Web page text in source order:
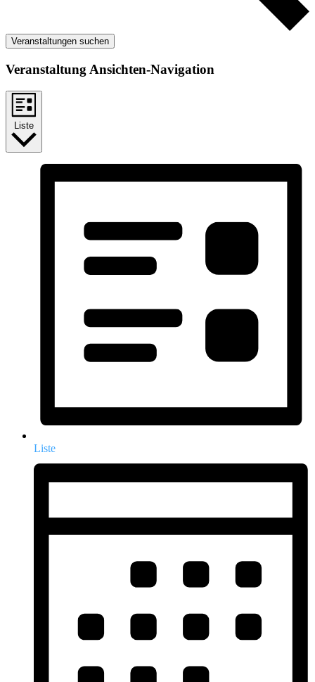
Veranstaltungen suchen
Veranstaltung Ansichten-Navigation
Liste
Liste